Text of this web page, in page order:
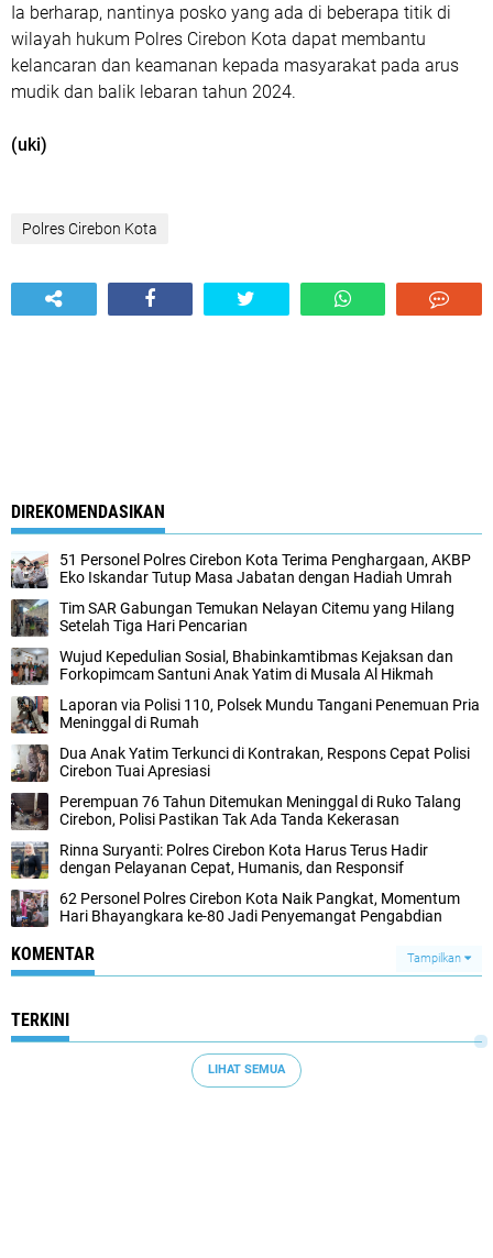
Ia berharap, nantinya posko yang ada di beberapa titik di
wilayah hukum Polres Cirebon Kota dapat membantu
kelancaran dan keamanan kepada masyarakat pada arus
mudik dan balik lebaran tahun 2024.
(uki)
Polres Cirebon Kota
DIREKOMENDASIKAN
51 Personel Polres Cirebon Kota Terima Penghargaan, AKBP
Eko Iskandar Tutup Masa Jabatan dengan Hadiah Umrah
Tim SAR Gabungan Temukan Nelayan Citemu yang Hilang
Setelah Tiga Hari Pencarian
Wujud Kepedulian Sosial, Bhabinkamtibmas Kejaksan dan
Forkopimcam Santuni Anak Yatim di Musala Al Hikmah
Laporan via Polisi 110, Polsek Mundu Tangani Penemuan Pria
Meninggal di Rumah
Dua Anak Yatim Terkunci di Kontrakan, Respons Cepat Polisi
Cirebon Tuai Apresiasi
Perempuan 76 Tahun Ditemukan Meninggal di Ruko Talang
Cirebon, Polisi Pastikan Tak Ada Tanda Kekerasan
Rinna Suryanti: Polres Cirebon Kota Harus Terus Hadir
dengan Pelayanan Cepat, Humanis, dan Responsif
62 Personel Polres Cirebon Kota Naik Pangkat, Momentum
Hari Bhayangkara ke-80 Jadi Penyemangat Pengabdian
KOMENTAR Tampilkan
TERKINI
LIHAT SEMUA